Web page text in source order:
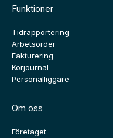
Funktioner
Tidrapportering
Arbetsorder
Fakturering
Körjournal
Personalliggare
Om oss
Företaget